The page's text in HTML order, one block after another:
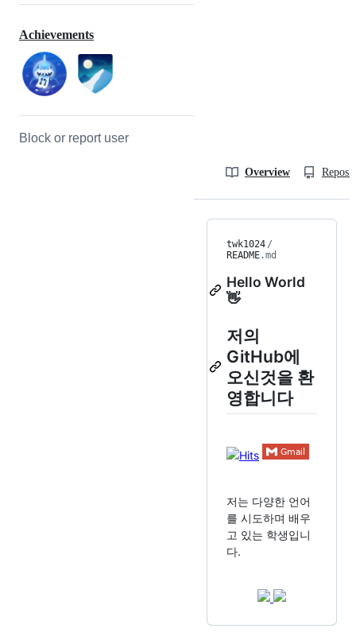
Achievements
Block or report user
Overview
twk1024 /
README.md
Hello World
👋
저의
GitHub에
오신것을 환
영합니다
저는 다양한 언어
를 시도하며 배우
고 있는 학생입니
다.